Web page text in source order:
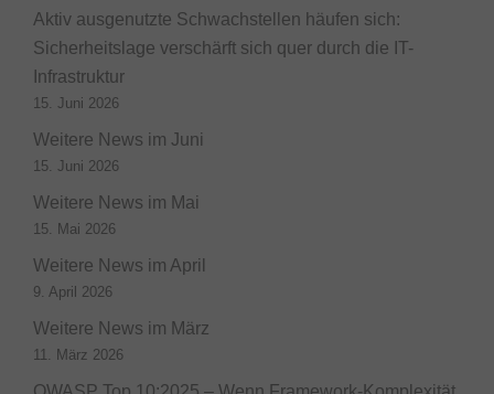
Aktiv ausgenutzte Schwachstellen häufen sich:
Sicherheitslage verschärft sich quer durch die IT-
Infrastruktur
15. Juni 2026
Weitere News im Juni
15. Juni 2026
Weitere News im Mai
15. Mai 2026
Weitere News im April
9. April 2026
Weitere News im März
11. März 2026